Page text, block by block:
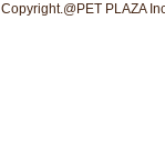
Copyright.@PET PLAZA